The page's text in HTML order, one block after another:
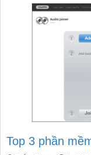
Top 3 phần